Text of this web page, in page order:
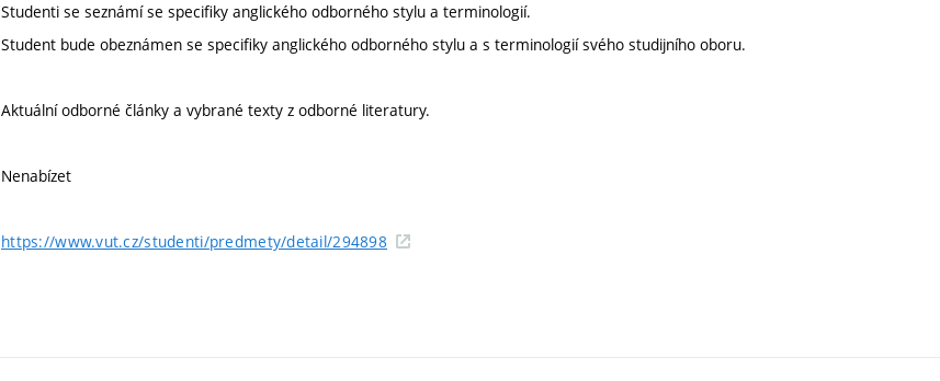
Studenti se seznámí se specifiky anglického odborného stylu a terminologií.
Student bude obeznámen se specifiky anglického odborného stylu a s terminologií svého studijního oboru.
Aktuální odborné články a vybrané texty z odborné literatury.
Nenabízet
https://www.vut.cz/studenti/predmety/detail/294898